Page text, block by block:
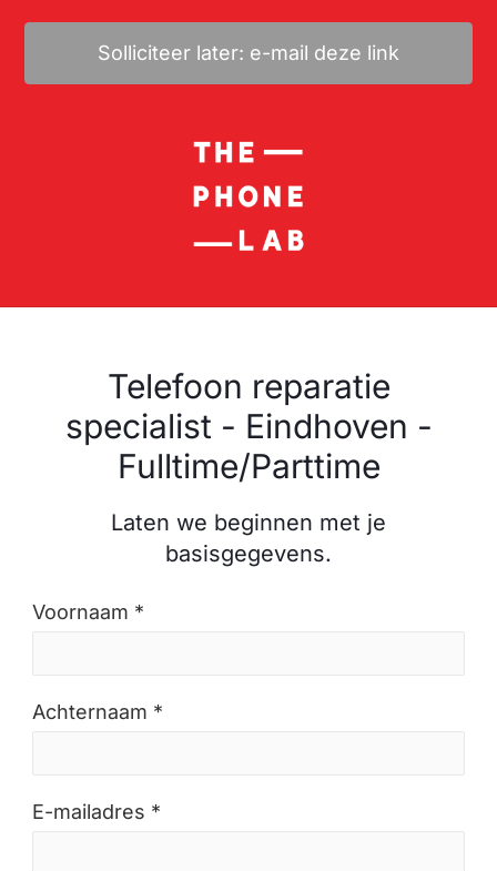
Solliciteer later: e-mail deze link
Telefoon reparatie
specialist - Eindhoven -
Fulltime/Parttime
Laten we beginnen met je
basisgegevens.
Voornaam *
Achternaam *
E-mailadres *